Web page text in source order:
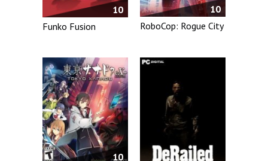
10
Funko Fusion
10
RoboCop: Rogue City
10